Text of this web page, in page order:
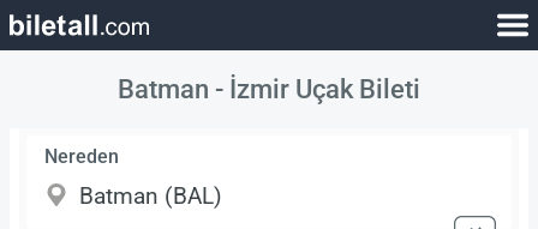
Batman - İzmir Uçak Bileti
Nereden